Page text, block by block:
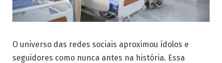
O universo das redes sociais aproximou ídolos e
seguidores como nunca antes na história. Essa